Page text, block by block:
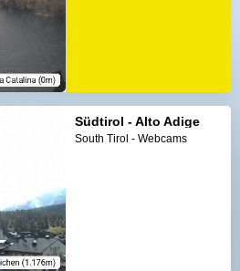
Südtirol - Alto Adige
South Tirol - Webcams